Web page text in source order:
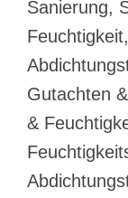
Sanierung,
Gutachten
&